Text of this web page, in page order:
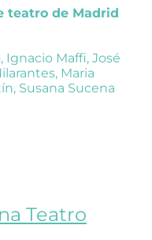
teatro de Madrid
, Ignacio Maffi, José
, Maria
, Susana Sucena
Teatro